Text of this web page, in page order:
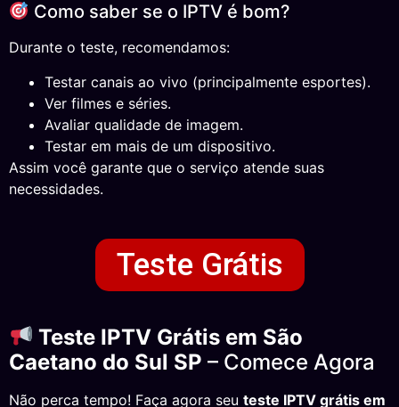
Como saber se o IPTV é bom?
Durante o teste, recomendamos:
Testar canais ao vivo (principalmente esportes).
Ver filmes e séries.
Avaliar qualidade de imagem.
Testar em mais de um dispositivo.
Assim você garante que o serviço atende suas
necessidades.
Teste Grátis
Teste IPTV Grátis em São
Caetano do Sul SP – Comece Agora
Não perca tempo! Faça agora seu teste IPTV grátis em